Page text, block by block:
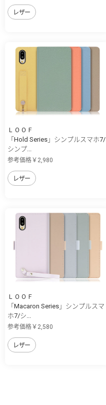
レザー
ＬＯＯＦ
「Hold Series」シンプルスマホ7/
シンプ...
参考価格￥2,980
レザー
ＬＯＯＦ
「Macaron Series」シンプルスマ
ホ7/シ...
参考価格￥2,580
レザー